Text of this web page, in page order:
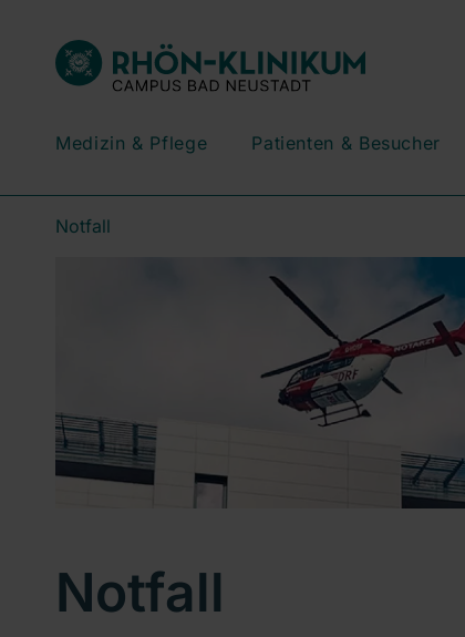
Medizin & Pflege Patienten & Besucher
Notfall
Notfall